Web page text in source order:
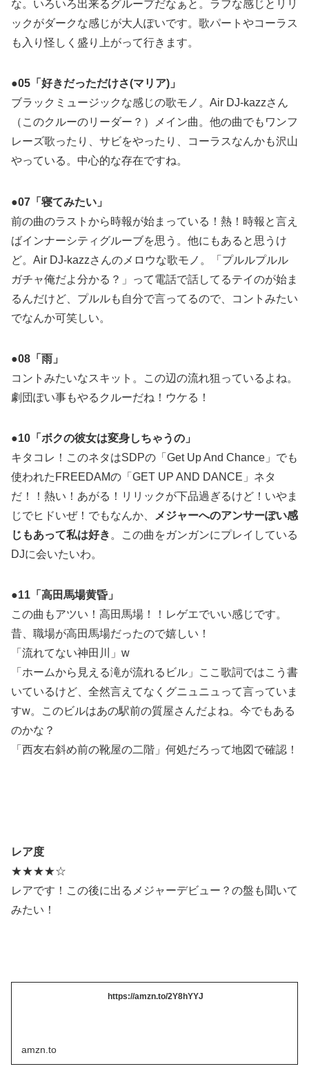
な。いろいろ出来るグループだなぁと。ラフな感じとリリ
ックがダークな感じが大人ぽいです。歌パートやコーラス
も入り怪しく盛り上がって行きます。
●05「好きだっただけさ(マリア)」
ブラックミュージックな感じの歌モノ。Air DJ-kazzさん
（このクルーのリーダー？）メイン曲。他の曲でもワンフ
レーズ歌ったり、サビをやったり、コーラスなんかも沢山
やっている。中心的な存在ですね。
●07「寝てみたい」
前の曲のラストから時報が始まっている！熱！時報と言え
ばインナーシティグルーブを思う。他にもあると思うけ
ど。Air DJ-kazzさんのメロウな歌モノ。「プルルプルル
ガチャ俺だよ分かる？」って電話で話してるテイのが始ま
るんだけど、プルルも自分で言ってるので、コントみたい
でなんか可笑しい。
●08「雨」
コントみたいなスキット。この辺の流れ狙っているよね。
劇団ぽい事もやるクルーだね！ウケる！
●10「ボクの彼女は変身しちゃうの」
キタコレ！このネタはSDPの「Get Up And Chance」でも
使われたFREEDAMの「GET UP AND DANCE」ネタ
だ！！熱い！あがる！リリックが下品過ぎるけど！いやま
じでヒドいぜ！でもなんか、
メジャーへのアンサーぽい感
じもあって私は好き 。この曲をガンガンにプレイしている
DJに会いたいわ。
●11「高田馬場黄昏」
この曲もアツい！高田馬場！！レゲエでいい感じです。
昔、職場が高田馬場だったので嬉しい！
「流れてない神田川」w
「ホームから見える滝が流れるビル」ここ歌詞ではこう書
いているけど、全然言えてなくグニュニュって言っていま
すw。このビルはあの駅前の質屋さんだよね。今でもある
のかな？
「西友右斜め前の靴屋の二階」何処だろって地図で確認！
レア度
★★★★☆
レアです！この後に出るメジャーデビュー？の盤も聞いて
みたい！
https://amzn.to/2Y8hYYJ
amzn.to